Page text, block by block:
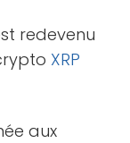
redevenu
XRP
aux